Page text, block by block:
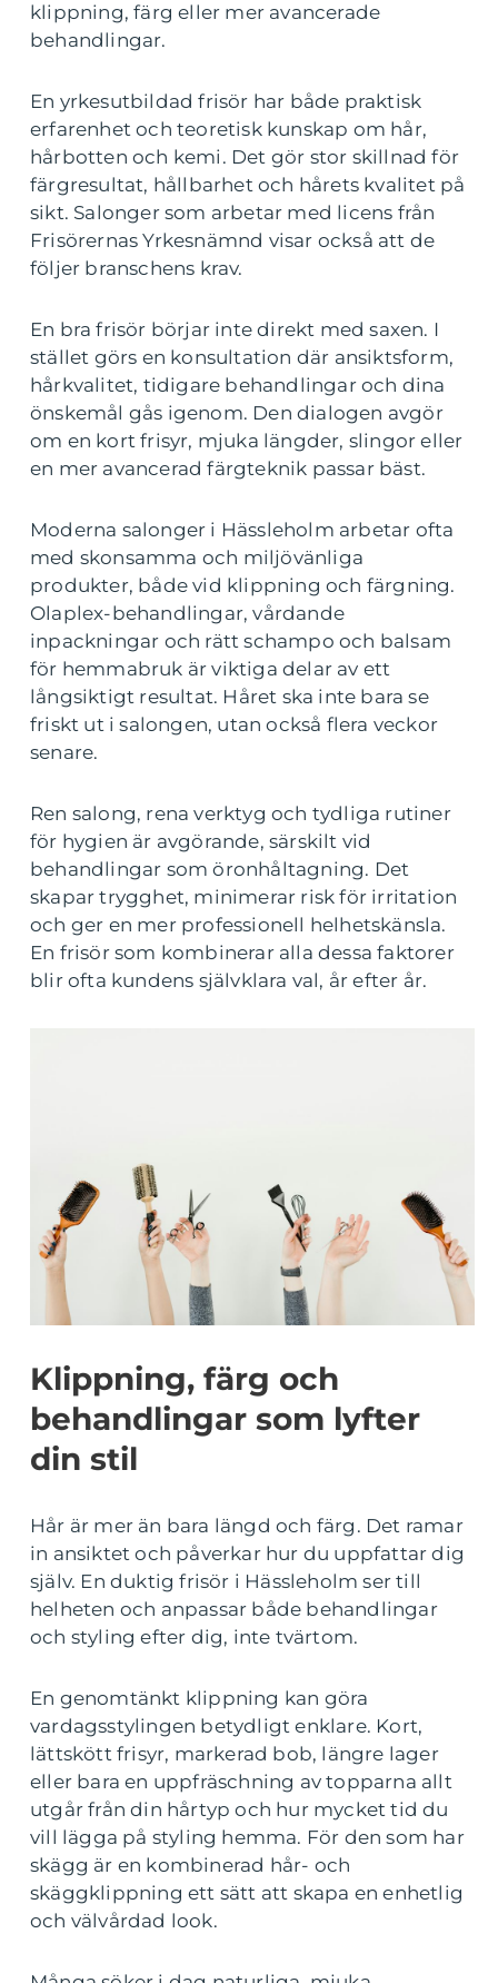
klippning, färg eller mer avancerade
behandlingar.
En yrkesutbildad frisör har både praktisk
erfarenhet och teoretisk kunskap om hår,
hårbotten och kemi. Det gör stor skillnad för
färgresultat, hållbarhet och hårets kvalitet på
sikt. Salonger som arbetar med licens från
Frisörernas Yrkesnämnd visar också att de
följer branschens krav.
En bra frisör börjar inte direkt med saxen. I
stället görs en konsultation där ansiktsform,
hårkvalitet, tidigare behandlingar och dina
önskemål gås igenom. Den dialogen avgör
om en kort frisyr, mjuka längder, slingor eller
en mer avancerad färgteknik passar bäst.
Moderna salonger i Hässleholm arbetar ofta
med skonsamma och miljövänliga
produkter, både vid klippning och färgning.
Olaplex-behandlingar, vårdande
inpackningar och rätt schampo och balsam
för hemmabruk är viktiga delar av ett
långsiktigt resultat. Håret ska inte bara se
friskt ut i salongen, utan också flera veckor
senare.
Ren salong, rena verktyg och tydliga rutiner
för hygien är avgörande, särskilt vid
behandlingar som öronhåltagning. Det
skapar trygghet, minimerar risk för irritation
och ger en mer professionell helhetskänsla.
En frisör som kombinerar alla dessa faktorer
blir ofta kundens självklara val, år efter år.
Klippning, färg och
behandlingar som lyfter
din stil
Hår är mer än bara längd och färg. Det ramar
in ansiktet och påverkar hur du uppfattar dig
själv. En duktig frisör i Hässleholm ser till
helheten och anpassar både behandlingar
och styling efter dig, inte tvärtom.
En genomtänkt klippning kan göra
vardagsstylingen betydligt enklare. Kort,
lättskött frisyr, markerad bob, längre lager
eller bara en uppfräschning av topparna allt
utgår från din hårtyp och hur mycket tid du
vill lägga på styling hemma. För den som har
skägg är en kombinerad hår- och
skäggklippning ett sätt att skapa en enhetlig
och välvårdad look.